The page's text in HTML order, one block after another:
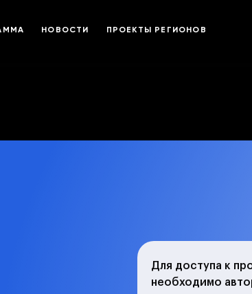
НОВОСТИ ПРОЕКТЫ РЕГИОНОВ
Для доступа к
необходимо